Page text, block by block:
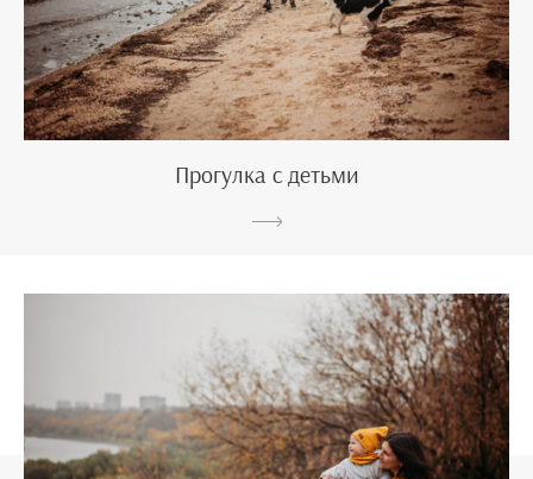
Прогулка с детьми